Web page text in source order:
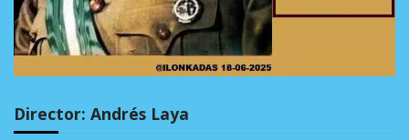
Director: Andrés Laya